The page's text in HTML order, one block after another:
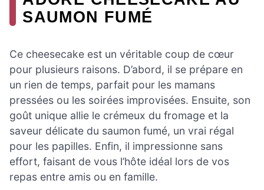
SAUMON FUMÉ
Ce cheesecake est un véritable coup de cœur
pour plusieurs raisons. D’abord, il se prépare en
un rien de temps, parfait pour les mamans
pressées ou les soirées improvisées. Ensuite, son
goût unique allie le crémeux du fromage et la
saveur délicate du saumon fumé, un vrai régal
pour les papilles. Enfin, il impressionne sans
effort, faisant de vous l’hôte idéal lors de vos
repas entre amis ou en famille.